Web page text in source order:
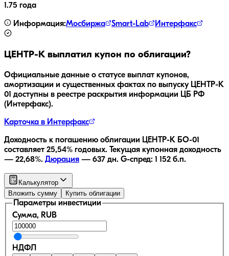
1.75 года
Информация:Мосбиржа Smart-Lab Интерфакс
ЦЕНТР-Квыплатил купон по облигации?
Официальные данные о статусе выплат купонов,
амортизации и существенных фактах по выпуску ЦЕНТР-К
01 доступны в реестре раскрытия информации ЦБ РФ
(Интерфакс).
Карточка в Интерфакс
Доходность к погашению облигации ЦЕНТР-К БО-01
составляет 25,54% годовых. Текущая купонная доходность
— 22,68%. Дюрация — 637 дн. G-спред: 1 152 б.п.
Калькулятор
Вложить сумму
Купить облигации
Параметры инвестиции
Сумма, RUB
НДФЛ